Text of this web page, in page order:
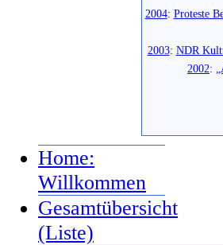
2004: Proteste
2003: NDR
2002:
Home:
Willkommen
Gesamtübersicht
(Liste)